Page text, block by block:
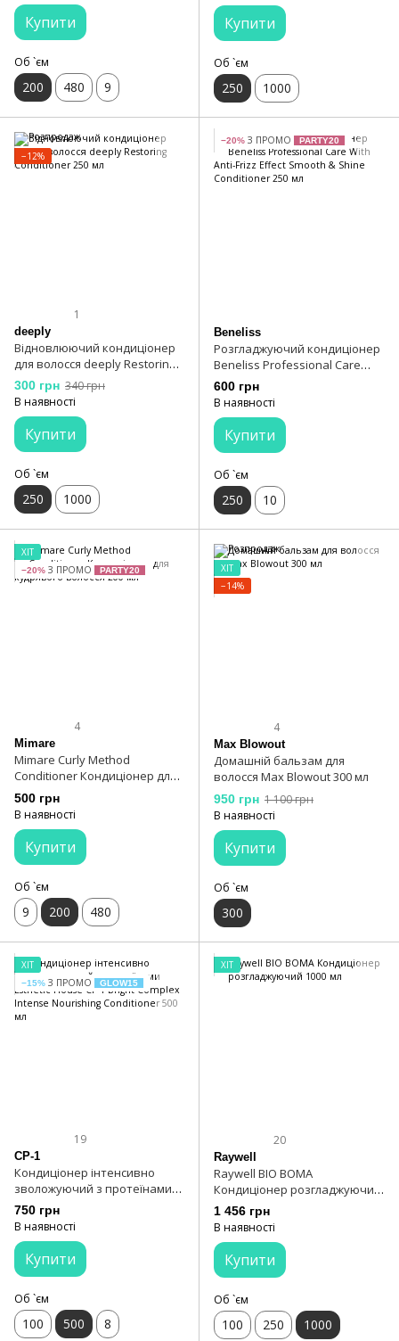
Купити
Об `єм
200 480 9
Купити
Об `єм
250 1000
−12%
1
deeply
Відновлюючий кондиціонер
для волосся deeply Restoring
Conditioner 250 мл
300 грн 340 грн
В наявності
Купити
Об `єм
250 1000
−20% З ПРОМО PARTY20
Beneliss
Розгладжуючий кондиціонер
Beneliss Professional Care
With Anti-Frizz Effect Smooth &
Shine Conditioner 250 мл
600 грн
В наявності
Купити
Об `єм
250 10
ХІТ
−20% З ПРОМО PARTY20
4
Mimare
Mimare Curly Method
Conditioner Кондиціонер для
кудрявого волосся 200 мл
500 грн
В наявності
Купити
Об `єм
9 200 480
ХІТ
−14%
4
Max Blowout
Домашній бальзам для
волосся Max Blowout 300 мл
950 грн 1 100 грн
В наявності
Купити
Об `єм
300
ХІТ
−15% З ПРОМО GLOW15
19
CP-1
Кондиціонер інтенсивно
зволожуючий з протеїнами
Esthetic House CP-1 Bright
Complex Intense Nourishing
750 грн
В наявності
Купити
Об `єм
100 500 8
ХІТ
20
Raywell
Raywell BIO BOMA
Кондиціонер розгладжуючий
1000 мл
1 456 грн
В наявності
Купити
Об `єм
100 250 1000